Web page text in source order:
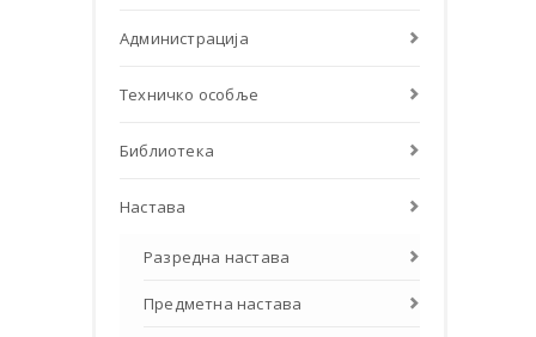
Администрација
Техничко особље
Библиотека
Настава
Разредна настава
Предметна настава